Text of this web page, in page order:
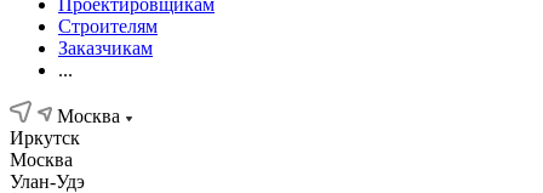
Проектировщикам
Строителям
Заказчикам
...
Москва
Иркутск
Москва
Улан-Удэ